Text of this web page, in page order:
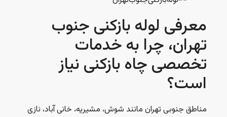
معرفی لوله بازکنی جنوب
تهران، چرا به خدمات
تخصصی چاه بازکنی نیاز
است؟
مناطق جنوبی تهران مانند شوش، مشیریه، خانی آباد، نازی